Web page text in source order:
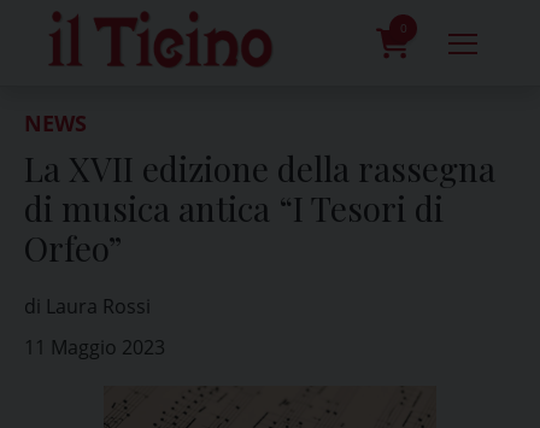
content
0
NEWS
La XVII edizione della rassegna
di musica antica “I Tesori di
Orfeo”
di Laura Rossi
11 Maggio 2023